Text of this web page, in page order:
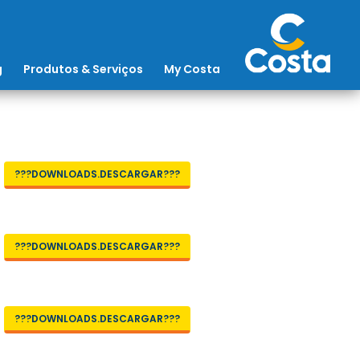
Produtos & Serviços My Costa
???DOWNLOADS.DESCARGAR???
???DOWNLOADS.DESCARGAR???
???DOWNLOADS.DESCARGAR???